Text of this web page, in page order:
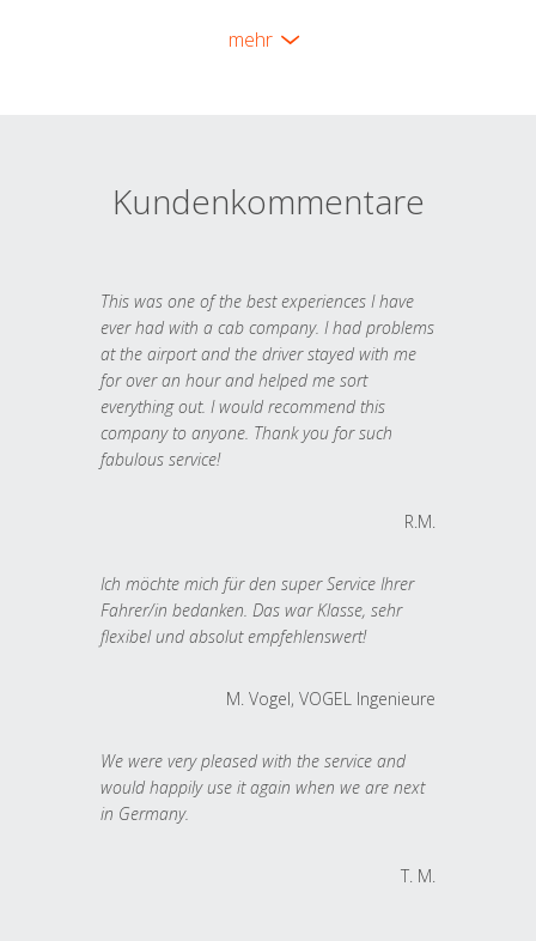
mehr
Kundenkommentare
This was one of the best experiences I have
ever had with a cab company. I had problems
at the airport and the driver stayed with me
for over an hour and helped me sort
everything out. I would recommend this
company to anyone. Thank you for such
fabulous service!
R.M.
Ich möchte mich für den super Service Ihrer
Fahrer/in bedanken. Das war Klasse, sehr
flexibel und absolut empfehlenswert!
M. Vogel, VOGEL Ingenieure
We were very pleased with the service and
would happily use it again when we are next
in Germany.
T. M.